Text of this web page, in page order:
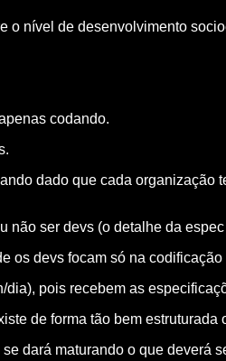
o nível de desenvolvimento
codando.
dado que cada
ser devs (o detalhe da
os devs focam só na codificação
pois recebem as
de forma tão bem
dará maturando o que deverá